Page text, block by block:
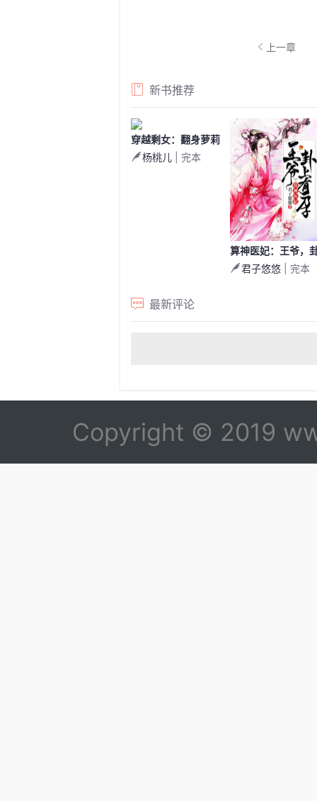
上一章
新书推荐
穿越剩女：翻身萝莉
把店开
杨桃儿 | 完本
算神医妃：王爷，
上有孕！
君子悠悠 | 完本
最新评论
Copyright © 2019